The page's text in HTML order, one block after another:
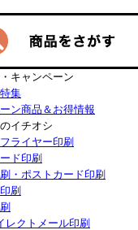
キャンペーン
集
ン商品＆お得情報
イチオシ
ライヤー印刷
ド印刷
・ポストカード印刷
刷
レクトメール印刷